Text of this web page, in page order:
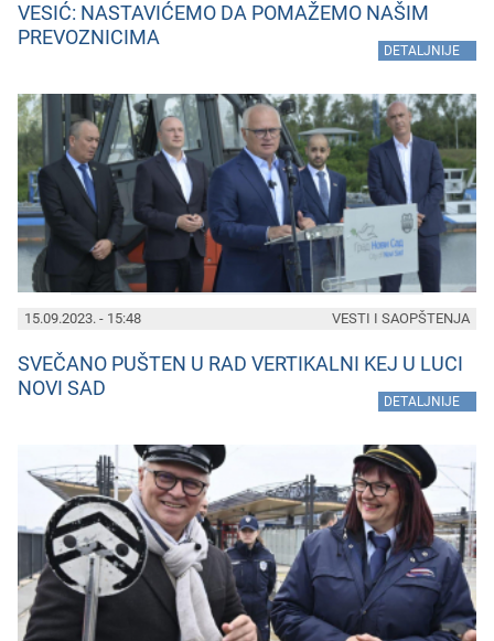
VESIĆ: NASTAVIĆEMO DA POMAŽEMO NAŠIM
PREVOZNICIMA
DETALJNIJE
15.09.2023. - 15:48
SVEČANO PUŠTEN U RAD VERTIKALNI KEJ U LUCI
NOVI SAD
DETALJNIJE
VESTI I SAOPŠTENJA